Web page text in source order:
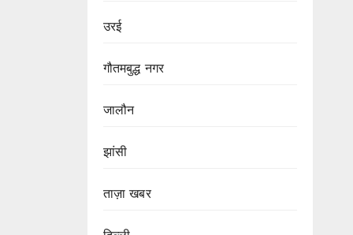
उरई
गौतमबुद्ध नगर
जालौन
झांसी
ताज़ा खबर